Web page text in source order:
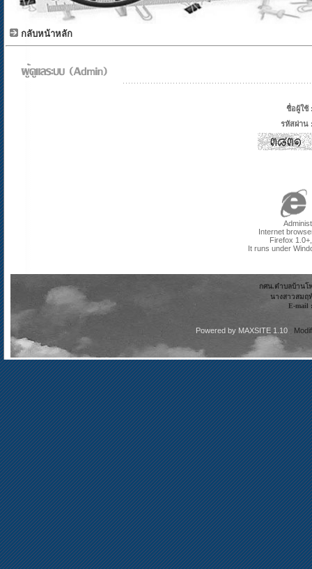
กลับหน้าหลัก
ชื่อผู้ใช้
รหัสผ่าน
Internet
Firefox
It runs under
กศน.ตำบลบ้านโ
นางสาวสมฤ
E-mail
Powered by MAXSITE 1.10